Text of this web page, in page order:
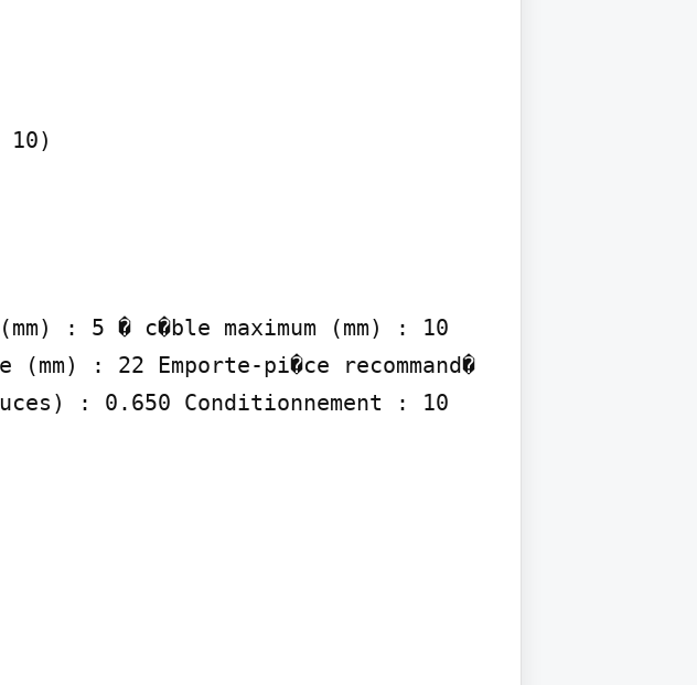
10)
: 5 � c�ble maximum (mm) : 10
: 22 Emporte-pi�ce recommand�
: 0.650 Conditionnement : 10